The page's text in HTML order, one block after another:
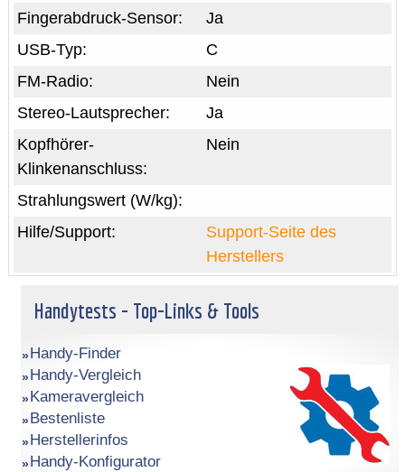
Ja
Fingerabdruck-Sensor:
C
USB-Typ:
Nein
FM-Radio:
Ja
Stereo-Lautsprecher:
Nein
Kopfhörer-
Klinkenanschluss:
Strahlungswert (W/kg):
Support-Seite des
Herstellers
Hilfe/Support:
Handytests - Top-Links & Tools
Handy-Finder
Handy-Vergleich
Kameravergleich
Bestenliste
Herstellerinfos
Handy-Konfigurator